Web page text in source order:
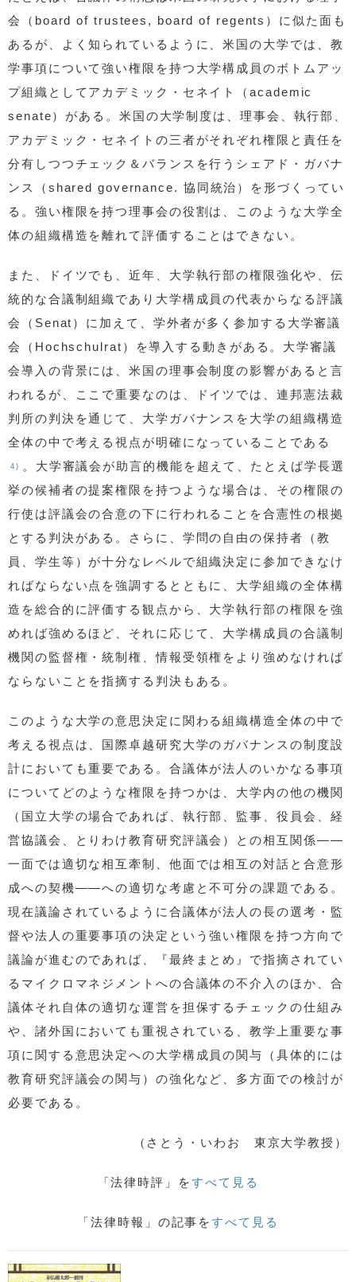
会（board of trustees, board of regents）に似た面も
あるが、よく知られているように、米国の大学では、教
学事項について強い権限を持つ大学構成員のボトムアッ
プ組織としてアカデミック・セネイト（academic
senate）がある。米国の大学制度は、理事会、執行部、
アカデミック・セネイトの三者がそれぞれ権限と責任を
分有しつつチェック＆バランスを行うシェアド・ガバナ
ンス（shared governance. 協同統治）を形づくってい
る。強い権限を持つ理事会の役割は、このような大学全
体の組織構造を離れて評価することはできない。
また、ドイツでも、近年、大学執行部の権限強化や、伝
統的な合議制組織であり大学構成員の代表からなる評議
会（Senat）に加えて、学外者が多く参加する大学審議
会（Hochschulrat）を導入する動きがある。大学審議
会導入の背景には、米国の理事会制度の影響があると言
われるが、ここで重要なのは、ドイツでは、連邦憲法裁
判所の判決を通じて、大学ガバナンスを大学の組織構造
全体の中で考える視点が明確になっていることである
4)
。大学審議会が助言的機能を超えて、たとえば学長選
挙の候補者の提案権限を持つような場合は、その権限の
行使は評議会の合意の下に行われることを合憲性の根拠
とする判決がある。さらに、学問の自由の保持者（教
員、学生等）が十分なレベルで組織決定に参加できなけ
ればならない点を強調するとともに、大学組織の全体構
造を総合的に評価する観点から、大学執行部の権限を強
めれば強めるほど、それに応じて、大学構成員の合議制
機関の監督権・統制権、情報受領権をより強めなければ
ならないことを指摘する判決もある。
このような大学の意思決定に関わる組織構造全体の中で
考える視点は、国際卓越研究大学のガバナンスの制度設
計においても重要である。合議体が法人のいかなる事項
についてどのような権限を持つかは、大学内の他の機関
（国立大学の場合であれば、執行部、監事、役員会、経
営協議会、とりわけ教育研究評議会）との相互関係――
一面では適切な相互牽制、他面では相互の対話と合意形
成への契機――への適切な考慮と不可分の課題である。
現在議論されているように合議体が法人の長の選考・監
督や法人の重要事項の決定という強い権限を持つ方向で
議論が進むのであれば、『最終まとめ』で指摘されてい
るマイクロマネジメントへの合議体の不介入のほか、合
議体それ自体の適切な運営を担保するチェックの仕組み
や、諸外国においても重視されている、教学上重要な事
項に関する意思決定への大学構成員の関与（具体的には
教育研究評議会の関与）の強化など、多方面での検討が
必要である。
（さとう・いわお 東京大学教授）
「法律時評」をすべて見る
「法律時報」の記事をすべて見る